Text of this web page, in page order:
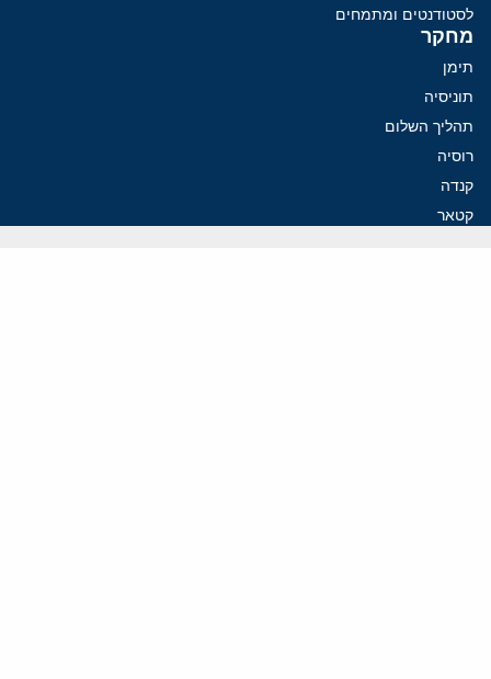
לסטודנטים ומתמחים
מחקר
תימן
תוניסיה
תהליך השלום
רוסיה
קנדה
קטאר